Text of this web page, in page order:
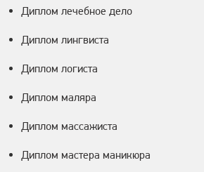
Диплом лечебное дело
Диплом лингвиста
Диплом логиста
Диплом маляра
Диплом массажиста
Диплом мастера маникюра